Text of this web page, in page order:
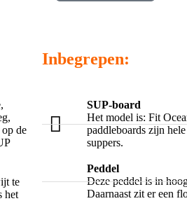
de
te
het
Inbegrepen:
SUP-board
Het model is: Fit
paddleboards zijn
suppers.
Peddel
Deze peddel is in
Daarnaast zit er een